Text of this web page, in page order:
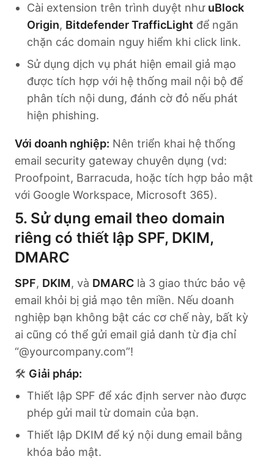
Cài extension trên trình duyệt như uBlock
Origin, Bitdefender TrafficLight để ngăn
chặn các domain nguy hiểm khi click link.
Sử dụng dịch vụ phát hiện email giả mạo
được tích hợp với hệ thống mail nội bộ để
phân tích nội dung, đánh cờ đỏ nếu phát
hiện phishing.
Với doanh nghiệp: Nên triển khai hệ thống
email security gateway chuyên dụng (vd:
Proofpoint, Barracuda, hoặc tích hợp bảo mật
với Google Workspace, Microsoft 365).
5. Sử dụng email theo domain
riêng có thiết lập SPF, DKIM,
DMARC
SPF, DKIM, và DMARC là 3 giao thức bảo vệ
email khỏi bị giả mạo tên miền. Nếu doanh
nghiệp bạn không bật các cơ chế này, bất kỳ
ai cũng có thể gửi email giả danh từ địa chỉ
“@yourcompany.com”!
🛠 Giải pháp:
Thiết lập SPF để xác định server nào được
phép gửi mail từ domain của bạn.
Thiết lập DKIM để ký nội dung email bằng
khóa bảo mật.